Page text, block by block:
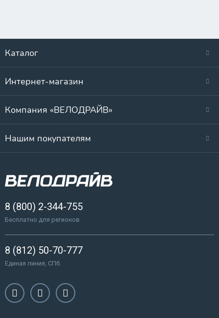
Каталог
Интернет-магазин
Компания «ВЕЛОДРАЙВ»
Нашим покупателям
8 (800) 2-344-755
Бесплатно для регионов
8 (812) 50-70-777
Единая линия, СПб.